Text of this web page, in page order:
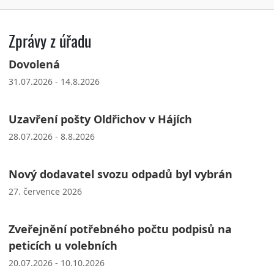
Zprávy z úřadu
Dovolená
31.07.2026 - 14.8.2026
Uzavření pošty Oldřichov v Hájích
28.07.2026 - 8.8.2026
Nový dodavatel svozu odpadů byl vybrán
27. července 2026
Zveřejnění potřebného počtu podpisů na
peticích u volebních
20.07.2026 - 10.10.2026